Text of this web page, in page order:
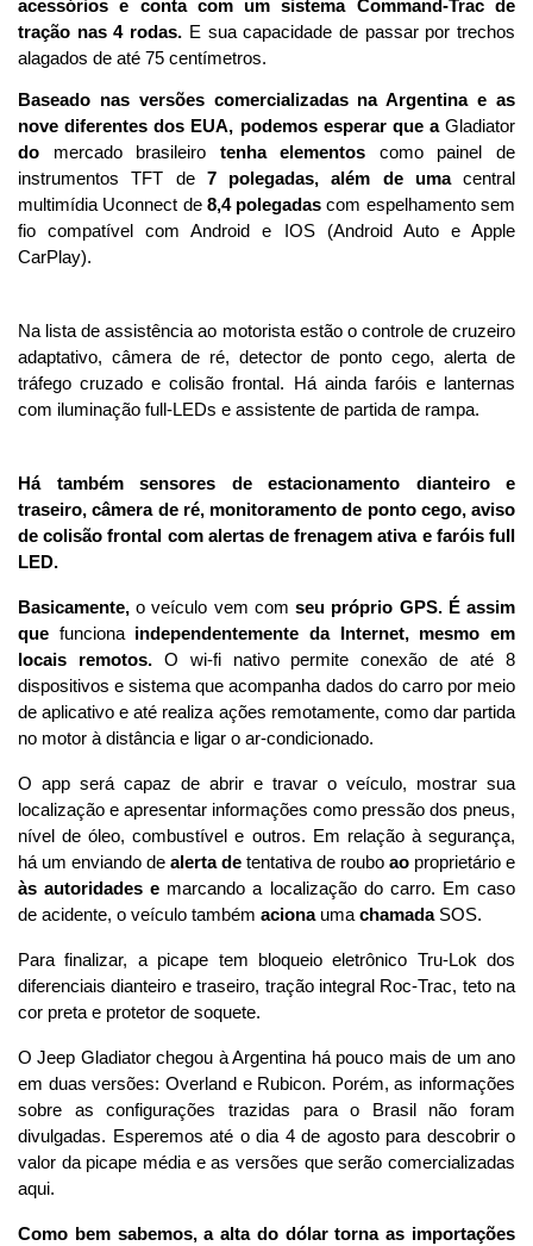
acessórios e conta com um sistema Command-Trac de
tração nas 4 rodas. E sua capacidade de passar por trechos
alagados de até 75 centímetros.
Baseado nas versões comercializadas na Argentina e as
nove diferentes dos EUA, podemos esperar que a
do mercado brasileiro tenha elementos como painel de
instrumentos TFT de 7 polegadas, além de uma central
multimídia Uconnect de 8,4 polegadas com espelhamento sem
fio compatível com Android e IOS (Android Auto e Apple
CarPlay).
Na lista de assistência ao motorista estão o controle de cruzeiro
adaptativo, câmera de ré, detector de ponto cego, alerta de
tráfego cruzado e colisão frontal. Há ainda faróis e lanternas
com iluminação full-LEDs e assistente de partida de rampa.
Há também sensores de estacionamento dianteiro e
traseiro, câmera de ré, monitoramento de ponto cego, aviso
de colisão frontal com alertas de frenagem ativa e faróis full
LED.
Basicamente, o veículo vem com seu próprio GPS. É assim
que funciona independentemente da Internet, mesmo em
locais remotos. O wi-fi nativo permite conexão de até 8
dispositivos e sistema que acompanha dados do carro por meio
de aplicativo e até realiza ações remotamente, como dar partida
no motor à distância e ligar o ar-condicionado.
O app será capaz de abrir e travar o veículo, mostrar sua
localização e apresentar informações como pressão dos pneus,
nível de óleo, combustível e outros. Em relação à segurança,
há um enviando de alerta de tentativa de roubo ao
às autoridades e marcando a localização do carro. Em caso
de acidente, o veículo também aciona uma chamada SOS.
Para finalizar, a picape tem bloqueio eletrônico Tru-Lok dos
diferenciais dianteiro e traseiro, tração integral Roc-Trac, teto na
cor preta e protetor de soquete.
O Jeep Gladiator chegou à Argentina há pouco mais de um ano
em duas versões: Overland e Rubicon. Porém, as informações
sobre as configurações trazidas para o Brasil não foram
divulgadas. Esperemos até o dia 4 de agosto para descobrir o
valor da picape média e as versões que serão comercializadas
aqui.
Como bem sabemos, a alta do dólar torna as importações